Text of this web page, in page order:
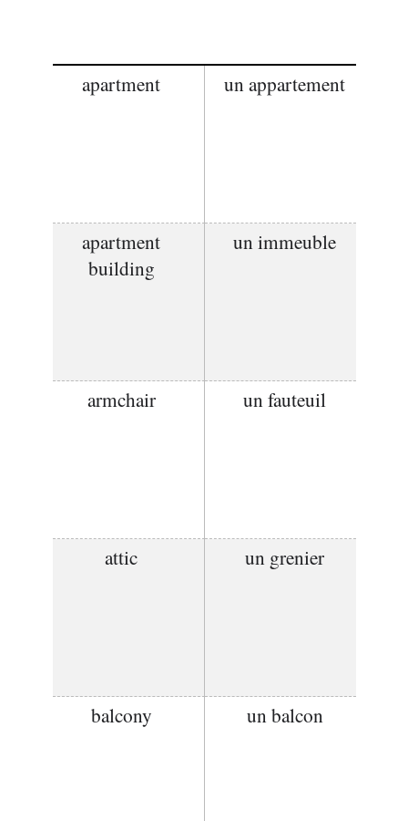
apartment un appartement
apartment
building
un immeuble
armchair un fauteuil
attic un grenier
balcony un balcon